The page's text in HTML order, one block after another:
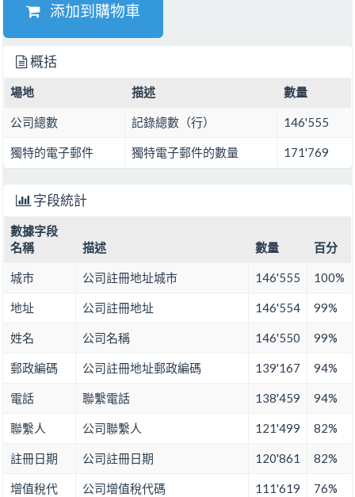
添加到購物車
概括
場地 描述 數量
公司總數 記錄總數（行） 146'555
獨特的電子郵件 獨特電子郵件的數量 171'769
字段統計
數據字段
名稱
描述 數量 百分
城市 公司註冊地址城市 146'555 100%
地址 公司註冊地址 146'554 99%
姓名 公司名稱 146'550 99%
郵政編碼 公司註冊地址郵政編碼 139'167 94%
電話 聯繫電話 138'459 94%
聯繫人 公司聯繫人 121'499 82%
註冊日期 公司註冊日期 120'861 82%
增值稅代
公司增值稅代碼 111'619 76%